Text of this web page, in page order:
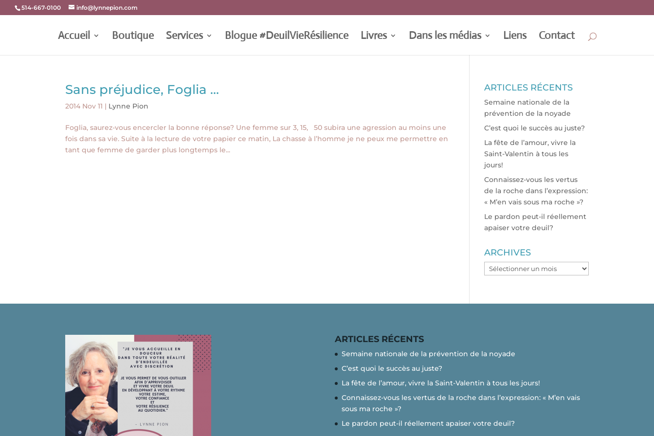
514-667-0100 info@lynnepion.com
Accueil Boutique Services Blogue #DeuilVieRésilience Livres Dans les médias Liens Contact
Sans préjudice, Foglia …
2014 Nov 11 | Lynne Pion
Foglia, saurez-vous encercler la bonne réponse? Une femme sur 3, 15, 50 subira une agression au moins une
fois dans sa vie. Suite à la lecture de votre papier ce matin, La chasse à l’homme je ne peux me permettre en
tant que femme de garder plus longtemps le...
ARTICLES RÉCENTS
Semaine nationale de la
prévention de la noyade
C’est quoi le succès au juste?
La fête de l’amour, vivre la
Saint-Valentin à tous les
jours!
Connaissez-vous les vertus
de la roche dans l’expression:
« M’en vais sous ma roche »?
Le pardon peut-il réellement
apaiser votre deuil?
ARCHIVES
ARCHIVES
ARTICLES RÉCENTS
Semaine nationale de la prévention de la noyade
C’est quoi le succès au juste?
La fête de l’amour, vivre la Saint-Valentin à tous les jours!
Connaissez-vous les vertus de la roche dans l’expression: « M’en vais
sous ma roche »?
Le pardon peut-il réellement apaiser votre deuil?